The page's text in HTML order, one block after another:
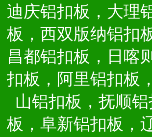
迪庆铝扣板，大理
板，西双版纳铝扣
昌都铝扣板，日喀
扣板，阿里铝扣板
山铝扣板，抚顺
板，阜新铝扣板，